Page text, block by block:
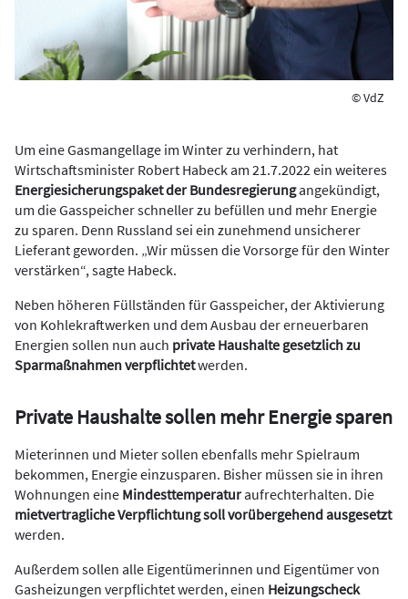
© VdZ
Um eine Gasmangellage im Winter zu verhindern, hat
Wirtschaftsminister Robert Habeck am 21.7.2022 ein weiteres
Energiesicherungspaket der Bundesregierungangekündigt,
um die Gasspeicher schneller zu befüllen und mehr Energie
zu sparen. Denn Russland sei ein zunehmend unsicherer
Lieferant geworden. „Wir müssen die Vorsorge für den Winter
verstärken“, sagte Habeck.
Neben höheren Füllständen für Gasspeicher, der Aktivierung
von Kohlekraftwerken und dem Ausbau der erneuerbaren
Energien sollen nun auch private Haushalte gesetzlich zu
Sparmaßnahmen verpflichtetwerden.
Private Haushalte sollen mehr Energie sparen
Mieterinnen und Mieter sollen ebenfalls mehr Spielraum
bekommen, Energie einzusparen. Bisher müssen sie in ihren
Wohnungen eine Mindesttemperaturaufrechterhalten. Die
mietvertragliche Verpflichtung soll vorübergehend ausgesetzt
werden.
Außerdem sollen alle Eigentümerinnen und Eigentümer von
Gasheizungen verpflichtet werden, einen Heizungscheck